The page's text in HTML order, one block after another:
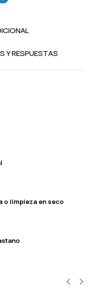
Y RESPUESTAS
limpieza en seco